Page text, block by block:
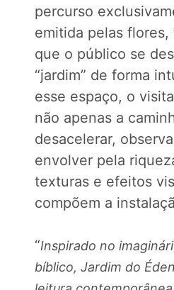
percurso
emitida pelas
que o público se
“jardim” de forma
esse espaço, o
não apenas a
desacelerar,
envolver pela
texturas e efeitos
compõem a
“Inspirado no
bíblico, Jardim do